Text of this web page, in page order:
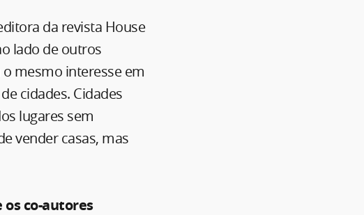
da revista House
lado de outros
mesmo interesse em
cidades. Cidades
lugares sem
vender casas, mas
co-autores